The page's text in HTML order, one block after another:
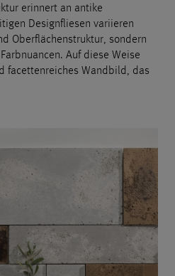
erinnert an antike
Designfliesen variieren
Oberflächenstruktur, sondern
Auf diese Weise
facettenreiches Wandbild, das